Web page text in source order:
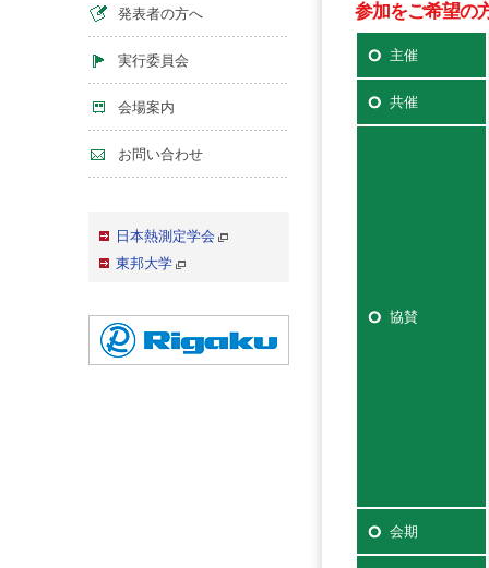
発表者の方へ
実行委員会
会場案内
お問い合わせ
日本熱測定学会
東邦大学
参加をご希望の
主催
共催
協賛
会期